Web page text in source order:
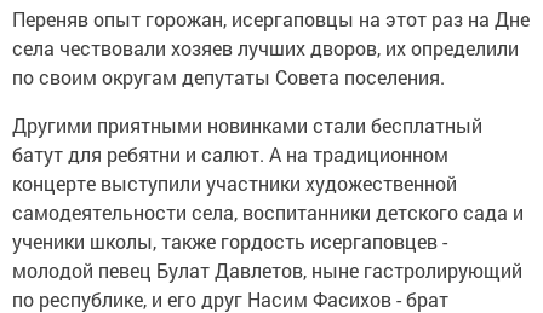
Переняв опыт горожан, исергаповцы на этот раз на Дне
села чествовали хозяев лучших дворов, их определили
по своим округам депутаты Совета поселения.
Другими приятными новинками стали бесплатный
батут для ребятни и салют. А на традиционном
концерте выступили участники художественной
самодеятельности села, воспитанники детского сада и
ученики школы, также гордость исергаповцев -
молодой певец Булат Давлетов, ныне гастролирующий
по республике, и его друг Насим Фасихов - брат